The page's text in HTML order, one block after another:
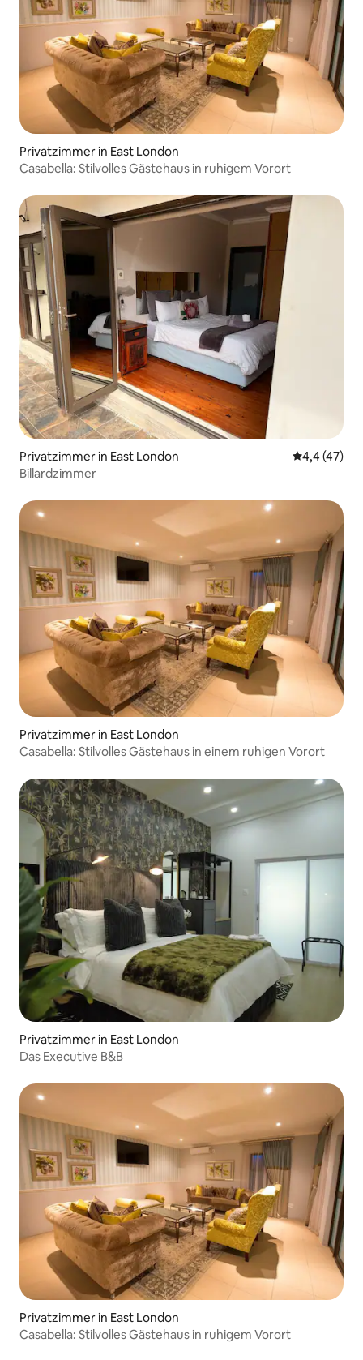
Privatzimmer in East London
Casabella: Stilvolles Gästehaus in ruhigem Vorort
Privatzimmer in East London
4,4 (47)
Billardzimmer
Privatzimmer in East London
Casabella: Stilvolles Gästehaus in einem ruhigen Vorort
Privatzimmer in East London
Das Executive B&B
Privatzimmer in East London
Casabella: Stilvolles Gästehaus in ruhigem Vorort